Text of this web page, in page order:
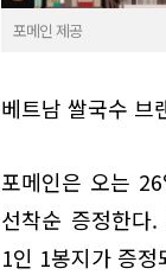
포메인 제공
베트남 쌀국수 브
포메인은 오는
선착순 증정한다
1인 1봉지가 증